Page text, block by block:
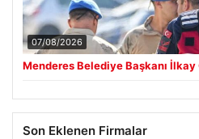
07/08/2026
Menderes Belediye Başkanı
Son Eklenen Firmalar